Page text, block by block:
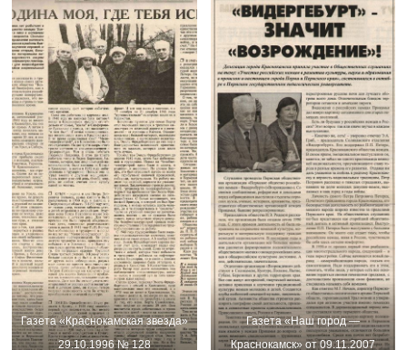
Газета «Краснокамская звезда»
29.10.1996 № 128
Газета «Наш город —
Краснокамск» от 09.11.2007